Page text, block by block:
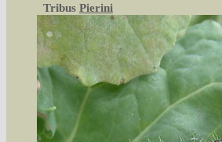
Tribus Pierini